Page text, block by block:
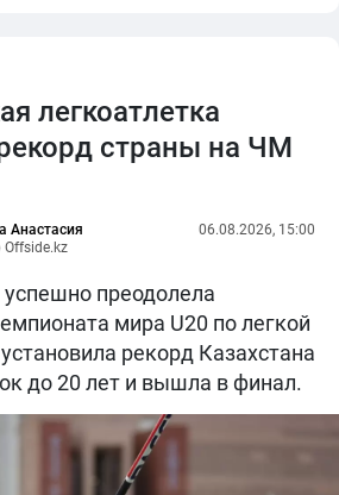
легкоатлетка
страны на ЧМ
Анастасия
Offside.kz
06.08.2026, 15:00
преодолела
мира U20 по легкой
рекорд Казахстана
до 20 лет и вышла в финал.